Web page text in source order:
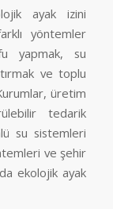
ayak izini
yöntemler
yapmak, su
ve toplu
üretim
tedarik
su sistemleri
ve şehir
da ekolojik ayak